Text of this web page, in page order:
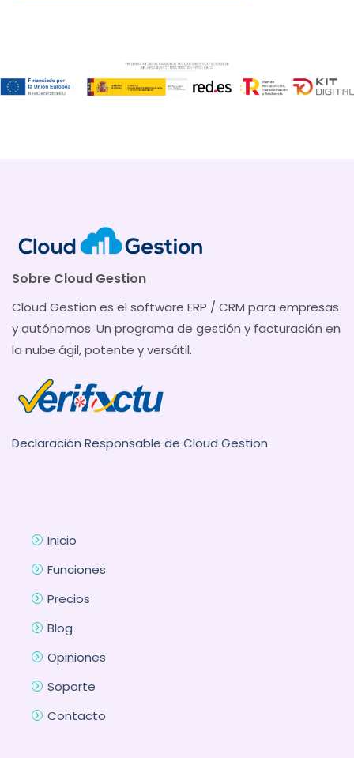
Sobre Cloud Gestion
Cloud Gestion es el software ERP / CRM para empresas
y autónomos. Un programa de gestión y facturación en
la nube ágil, potente y versátil.
Declaración Responsable de Cloud Gestion
Inicio
Funciones
Precios
Blog
Opiniones
Soporte
Contacto